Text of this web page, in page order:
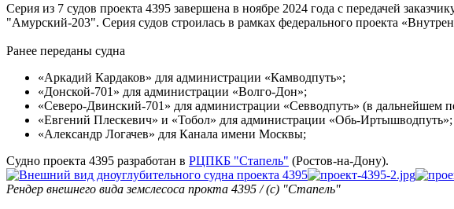
Серия из 7 судов проекта 4395 завершена в ноябре 2024 года с передачей
"Амурский-203". Серия судов строилась в рамках федерального проекта
Ранее переданы судна
«Аркадий Кардаков» для администрации «Камводпуть»;
«Донской-701» для администрации «Волго-Дон»;
«Северо-Двинский-701» для администрации «Севводпуть» (в дальнейшем
«Евгений Плескевич» и «Тобол» для администрации «Обь-Иртышводпуть»;
«Александр Логачев» для Канала имени Москвы;
Судно проекта 4395 разработан в РЦПКБ "Стапель" (Ростов-на-Дону).
Рендер внешнего вида земслесоса прокта 4395 / (с) "Стапель"